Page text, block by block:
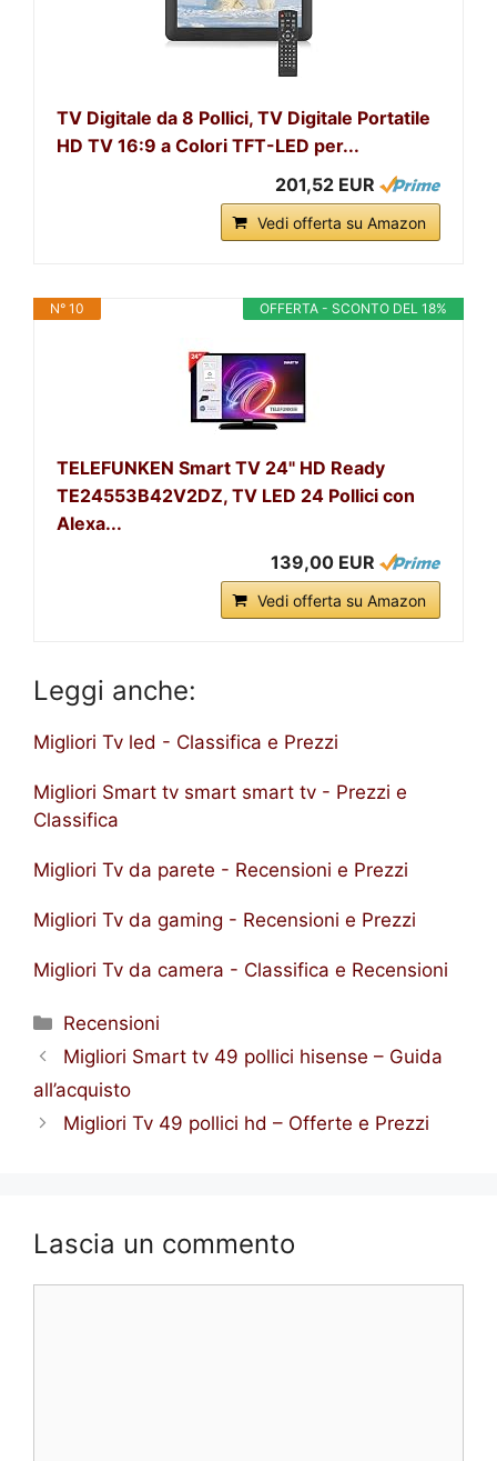
TV Digitale da 8 Pollici, TV Digitale Portatile
HD TV 16:9 a Colori TFT-LED per...
201,52 EUR
Vedi offerta su Amazon
OFFERTA - SCONTO DEL 18%
N° 10
TELEFUNKEN Smart TV 24" HD Ready
TE24553B42V2DZ, TV LED 24 Pollici con
Alexa...
139,00 EUR
Vedi offerta su Amazon
Leggi anche:
Migliori Tv led - Classifica e Prezzi
Migliori Smart tv smart smart tv - Prezzi e
Classifica
Migliori Tv da parete - Recensioni e Prezzi
Migliori Tv da gaming - Recensioni e Prezzi
Migliori Tv da camera - Classifica e Recensioni
Categorie
Recensioni
Migliori Smart tv 49 pollici hisense – Guida
all’acquisto
Migliori Tv 49 pollici hd – Offerte e Prezzi
Lascia un commento